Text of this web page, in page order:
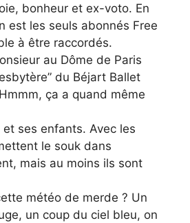
bonheur et ex-voto. En
est les seuls abonnés Free
à être raccordés.
au Dôme de Paris
du Béjart Ballet
ça a quand même
ses enfants. Avec les
le souk dans
mais au moins ils sont
météo de merde ? Un
un coup du ciel bleu, on